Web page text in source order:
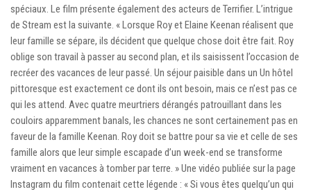
spéciaux. Le film présente également des acteurs de Terrifier. L’intrigue
de Stream est la suivante. « Lorsque Roy et Elaine Keenan réalisent que
leur famille se sépare, ils décident que quelque chose doit être fait. Roy
oblige son travail à passer au second plan, et ils saisissent l’occasion de
recréer des vacances de leur passé. Un séjour paisible dans un Un hôtel
pittoresque est exactement ce dont ils ont besoin, mais ce n’est pas ce
qui les attend. Avec quatre meurtriers dérangés patrouillant dans les
couloirs apparemment banals, les chances ne sont certainement pas en
faveur de la famille Keenan. Roy doit se battre pour sa vie et celle de ses
famille alors que leur simple escapade d’un week-end se transforme
vraiment en vacances à tomber par terre. » Une vidéo publiée sur la page
Instagram du film contenait cette légende : « Si vous êtes quelqu’un qui